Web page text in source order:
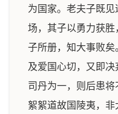
为国家。老夫子既
场，其子以勇力获
子所册，知大事败矣
及爱国心切，又即
司丹为一，则后患
絮絮道故国陵夷，